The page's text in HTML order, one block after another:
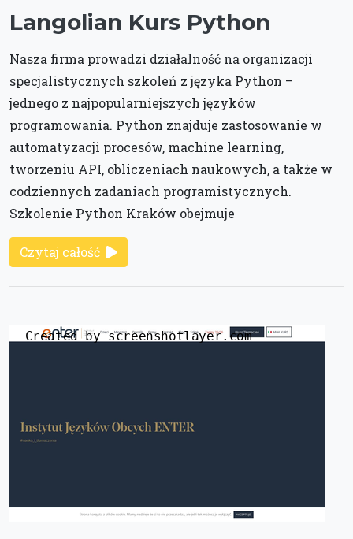
Langolian Kurs Python
Nasza firma prowadzi działalność na organizacji
specjalistycznych szkoleń z języka Python –
jednego z najpopularniejszych języków
programowania. Python znajduje zastosowanie w
automatyzacji procesów, machine learning,
tworzeniu API, obliczeniach naukowych, a także w
codziennych zadaniach programistycznych.
Szkolenie Python Kraków obejmuje
Czytaj całość